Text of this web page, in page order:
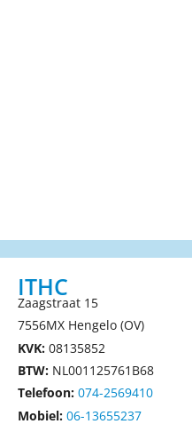
ITHC
Zaagstraat 15
7556MX Hengelo (OV)
KVK: 08135852
BTW: NL001125761B68
Telefoon: 074-2569410
Mobiel: 06-13655237